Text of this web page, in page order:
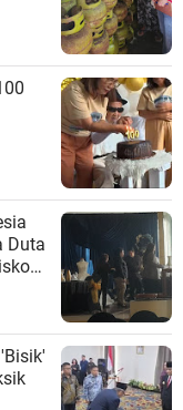
Duta